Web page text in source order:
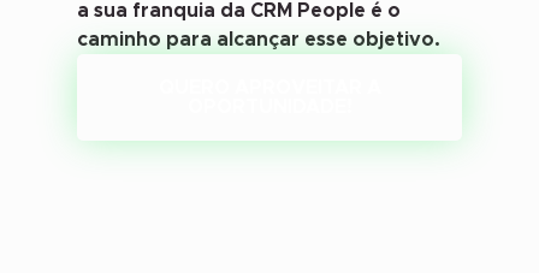
a sua franquia da CRM People é o
caminho para alcançar esse objetivo.